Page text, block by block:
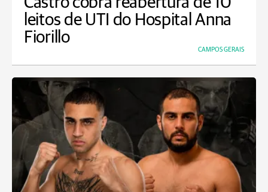
leitos de UTI do Hospital Anna
Fiorillo
CAMPOS GERAIS